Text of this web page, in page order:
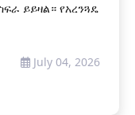
ይይዛል። የአረንጓዴ
July 04, 2026